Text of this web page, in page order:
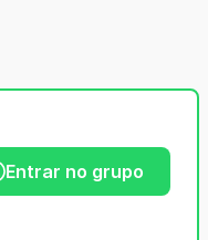
Entrar no grupo